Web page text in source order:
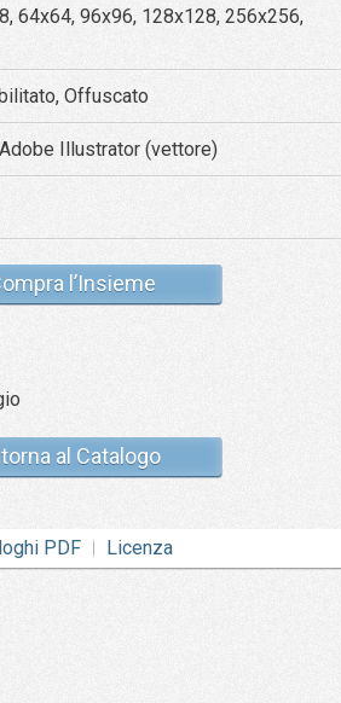
64x64, 96x96, 128x128, 256x256,
Offuscato
Adobe Illustrator (vettore)
l’Insieme
al Catalogo
PDF Licenza